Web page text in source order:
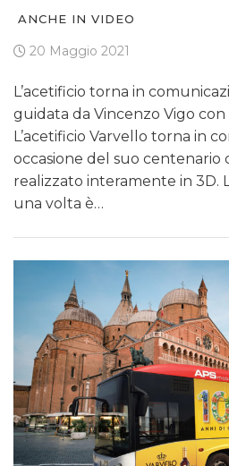
ANCHE IN VIDEO
20 Maggio 2021
L’acetificio torna in
guidata da Vincenzo Vigo
L’acetificio Varvello torna in
occasione del suo centenario
realizzato interamente in 3D.
una volta è…